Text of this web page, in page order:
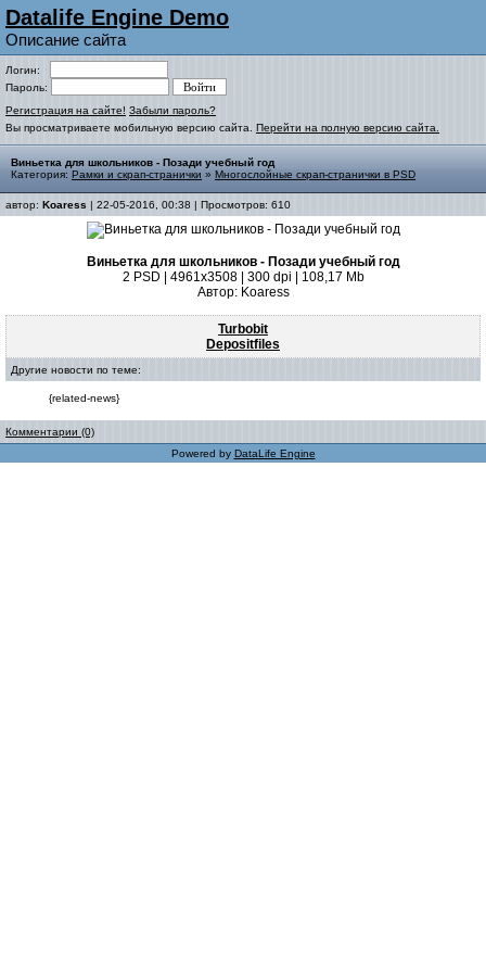
Datalife Engine Demo
Описание сайта
Логин:
Пароль:
Регистрация на сайте! Забыли пароль?
Вы просматриваете мобильную версию сайта. Перейти на полную версию сайта.
Виньетка для школьников - Позади учебный год
Категория: Рамки и скрап-странички » Многослойные скрап-странички в PSD
автор: Koaress | 22-05-2016, 00:38 | Просмотров: 610
Виньетка для школьников - Позади учебный год
2 PSD | 4961x3508 | 300 dpi | 108,17 Mb
Автор: Koaress
Turbobit
Depositfiles
Другие новости по теме:
{related-news}
Комментарии (0)
Powered by DataLife Engine